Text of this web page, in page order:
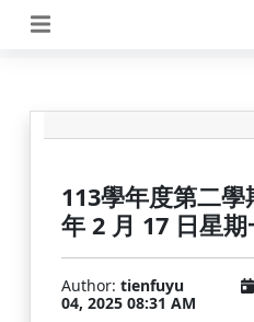
113學年度第二
年 2 月 17 日星期
Author: tienfuyu
04, 2025 08:31 AM